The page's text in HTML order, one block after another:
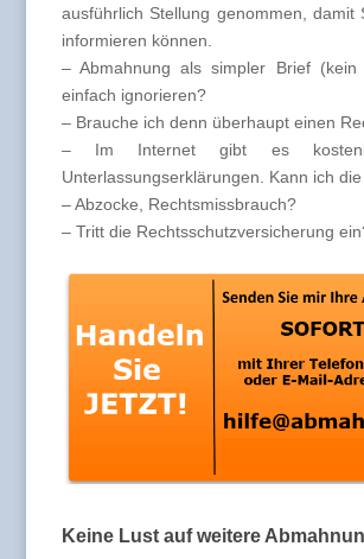
ausführlich Stellung genommen, damit
informieren können.
– Abmahnung als simpler Brief (kein
einfach ignorieren?
– Brauche ich denn überhaupt einen
– Im Internet gibt es
Unterlassungserklärungen. Kann ich
– Abzocke, Rechtsmissbrauch?
– Tritt die Rechtsschutzversicherung
Keine Lust auf weitere